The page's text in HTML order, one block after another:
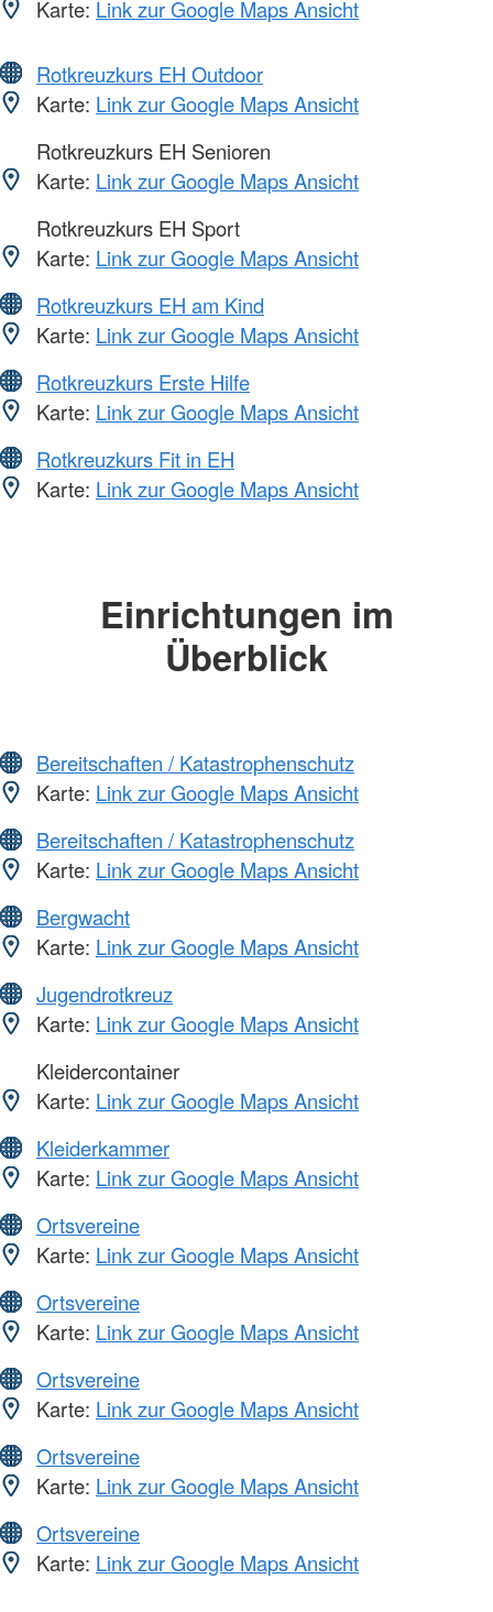
Karte: Link zur Google Maps Ansicht
Rotkreuzkurs EH Outdoor
Karte: Link zur Google Maps Ansicht
Rotkreuzkurs EH Senioren
Karte: Link zur Google Maps Ansicht
Rotkreuzkurs EH Sport
Karte: Link zur Google Maps Ansicht
Rotkreuzkurs EH am Kind
Karte: Link zur Google Maps Ansicht
Rotkreuzkurs Erste Hilfe
Karte: Link zur Google Maps Ansicht
Rotkreuzkurs Fit in EH
Karte: Link zur Google Maps Ansicht
Einrichtungen im
Überblick
Bereitschaften / Katastrophenschutz
Karte: Link zur Google Maps Ansicht
Bereitschaften / Katastrophenschutz
Karte: Link zur Google Maps Ansicht
Bergwacht
Karte: Link zur Google Maps Ansicht
Jugendrotkreuz
Karte: Link zur Google Maps Ansicht
Kleidercontainer
Karte: Link zur Google Maps Ansicht
Kleiderkammer
Karte: Link zur Google Maps Ansicht
Ortsvereine
Karte: Link zur Google Maps Ansicht
Ortsvereine
Karte: Link zur Google Maps Ansicht
Ortsvereine
Karte: Link zur Google Maps Ansicht
Ortsvereine
Karte: Link zur Google Maps Ansicht
Ortsvereine
Karte: Link zur Google Maps Ansicht